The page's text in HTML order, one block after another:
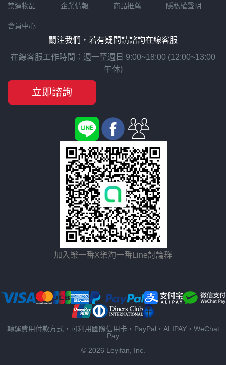
禁運物品
會員中心
企業情報 商品推薦 隱私權聲明
關注我們，若有疑問請諮詢在線客服
在線客服工作時間：週一至週日 9:00~18:00 (12:00~13:00
午休)
立即諮詢
加入樂一番X樂淘一番Line討論群
轉運費用付款方式，可利用國際信用卡・PayPal・ALIPAY・WeChat
Pay
© 2026 Leyifan, Inc.